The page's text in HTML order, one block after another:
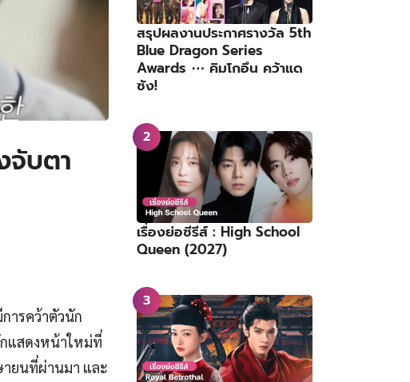
จับตา
ารคว้าตัวนัก
แสดงหน้าใหม่ที่
ายนที่ผ่านมา และ
สรุปผลงานประกาศรางวัล 5th
Blue Dragon Series
Awards ⋯ คิมโกอึน คว้าแด
ซัง!
เรื่องย่อซีรีส์ : High School
Queen (2027)